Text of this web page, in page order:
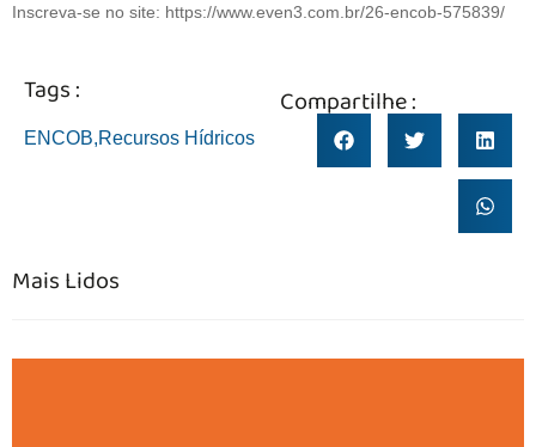
Inscreva-se no site: https://www.even3.com.br/26-encob-575839/
Tags :
ENCOB,Recursos Hídricos
Compartilhe :
Mais Lidos